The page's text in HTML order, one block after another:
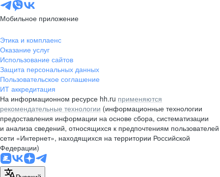
Дубна (Московская область)
Железнодорожный (Московская область)
Жуковский (Московская область)
Звенигород (Московская область)
Зеленоград
Зеленодольск (Республика Татарстан)
Иваново (Ивановская область)
Ивантеевка (Московская область)
Ижевск
Иркутск
Истра (Московская область)
Йошкар-Ола
Мобильное приложение
Этика и комплаенс
Оказание услуг
Использование сайтов
Защита персональных данных
Пользовательское соглашение
ИТ аккредитация
На информационном ресурсе hh.ru применяются
рекомендательные технологии (информационные технологии
предоставления информации на основе сбора, систематизации
и анализа сведений, относящихся к предпочтениям пользователей
сети «Интернет», находящихся на территории Российской
Федерации)